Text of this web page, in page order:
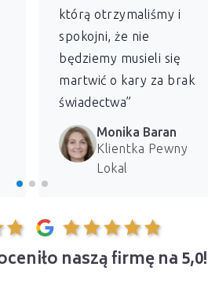
którą otrzymaliśmy i
spokojni, że nie
będziemy musieli się
martwić o kary za brak
świadectwa”
Monika Baran
Klientka Pewny
Lokal
naszą firmę na 5,0!